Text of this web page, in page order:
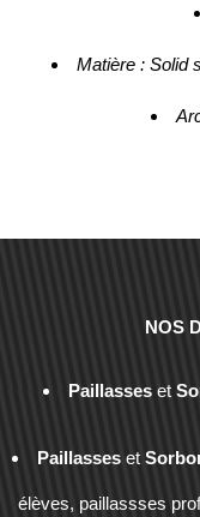
Matière : Solid
NOS
Paillasses et
Paillasseset
élèves, paillassses